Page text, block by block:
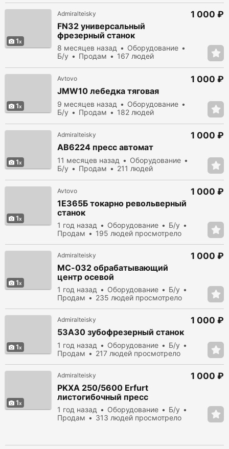
1
Admiralteisky
FN32 универсальный
фрезерный станок
8 месяцев назад
Оборудование
Б/у
Продам
167 людей
1 000 ₽
1
Avtovo
JMW10 лебедка тяговая
9 месяцев назад
Оборудование
Б/у
Продам
182 людей
1 000 ₽
1
Admiralteisky
АВ6224 пресс автомат
11 месяцев назад
Оборудование
Б/у
Продам
211 людей
1 000 ₽
1
Avtovo
1Е365Б токарно револьверный
станок
1 год назад Оборудование
Б/у
Продам
195 людей просмотрело
1 000 ₽
1
Admiralteisky
МС-032 обрабатывающий
центр осевой
1 год назад Оборудование
Б/у
Продам
235 людей просмотрело
1 000 ₽
1
Admiralteisky
53А30 зубофрезерный станок
1 год назад Оборудование
Б/у
Продам
217 людей просмотрело
1 000 ₽
1
Admiralteisky
PKXA 250/5600 Erfurt
листогибочный пресс
1 год назад Оборудование
Б/у
Продам
313 людей просмотрело
1 000 ₽